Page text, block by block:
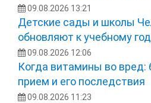
09.08.2026 13:21
Детские сады и школы
обновляют к учебному
09.08.2026 12:06
Когда витамины во вред:
прием и его последствия
09.08.2026 11:23